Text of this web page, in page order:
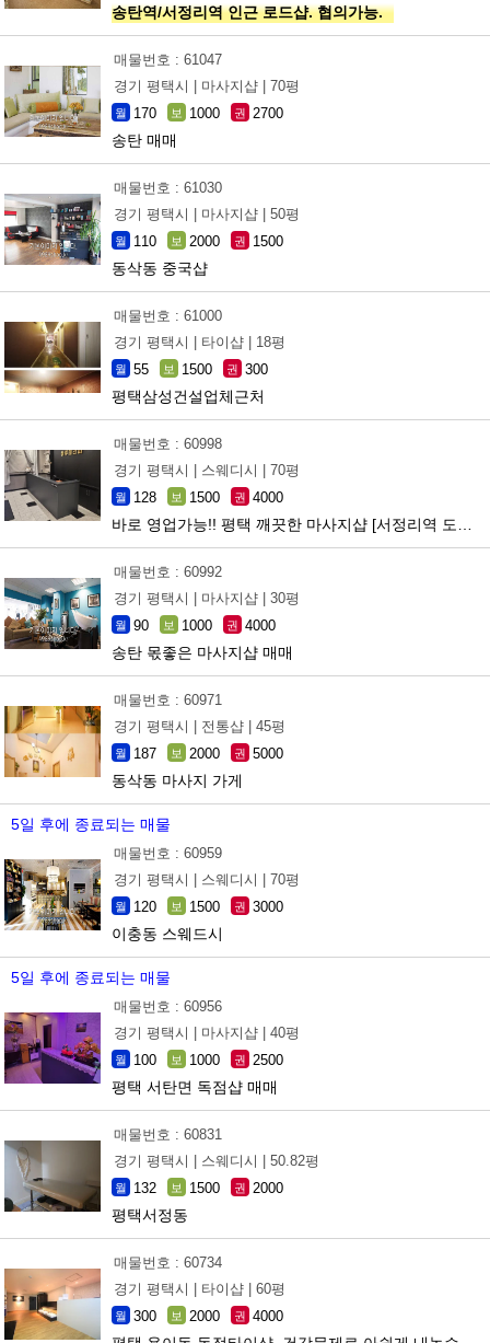
송탄역/서정리역 인근 로드샵. 협의가능.
매물번호 : 61047
경기 평택시 |
마사지샵 | 70평
월 170 보 1000 권 2700
송탄 매매
매물번호 : 61030
경기 평택시 |
마사지샵 | 50평
월 110 보 2000 권 1500
동삭동 중국샵
매물번호 : 61000
경기 평택시 |
타이샵 | 18평
월 55 보 1500 권 300
평택삼성건설업체근처
매물번호 : 60998
경기 평택시 |
스웨디시 | 70평
월 128 보 1500 권 4000
매물번호 : 60992
경기 평택시 |
마사지샵 | 30평
월 90 보 1000 권 4000
송탄 몫좋은 마사지샵 매매
매물번호 : 60971
경기 평택시 |
전통샵 | 45평
월 187 보 2000 권 5000
동삭동 마사지 가게
5일 후에 종료되는 매물
매물번호 : 60959
경기 평택시 |
스웨디시 | 70평
월 120 보 1500 권 3000
이충동 스웨드시
5일 후에 종료되는 매물
매물번호 : 60956
경기 평택시 |
마사지샵 | 40평
월 100 보 1000 권 2500
평택 서탄면 독점샵 매매
매물번호 : 60831
경기 평택시 |
스웨디시 | 50.82평
월 132 보 1500 권 2000
평택서정동
매물번호 : 60734
경기 평택시 |
타이샵 | 60평
월 300 보 2000 권 4000